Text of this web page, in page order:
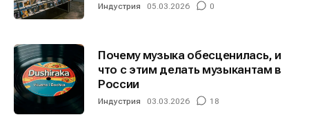
Индустрия 05.03.2026 0
Почему музыка обесценилась, и
что с этим делать музыкантам в
России
Индустрия 03.03.2026 18